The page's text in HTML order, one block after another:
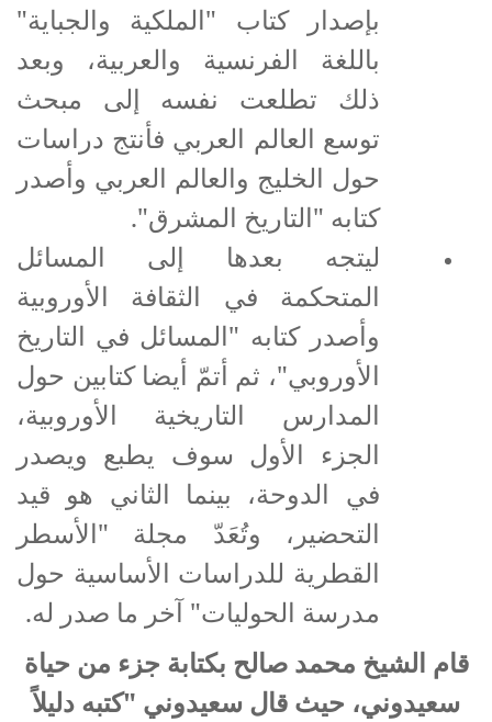
بإصدار كتاب "الملكية والجباية"
باللغة الفرنسية والعربية، وبعد
ذلك تطلعت نفسه إلى مبحث
توسع العالم العربي فأنتج دراسات
حول الخليج والعالم العربي وأصدر
كتابه "التاريخ المشرق".
ليتجه بعدها إلى المسائل
المتحكمة في الثقافة الأوروبية
وأصدر كتابه "المسائل في التاريخ
الأوروبي"، ثم أتمّ أيضا كتابين حول
المدارس التاريخية الأوروبية،
الجزء الأول سوف يطبع ويصدر
في الدوحة، بينما الثاني هو قيد
التحضير، وتُعَدّ مجلة "الأسطر
القطرية للدراسات الأساسية حول
مدرسة الحوليات" آخر ما صدر له.
قام الشيخ محمد صالح بكتابة جزء من حياة
سعيدوني، حيث قال سعيدوني "كتبه دليلاً